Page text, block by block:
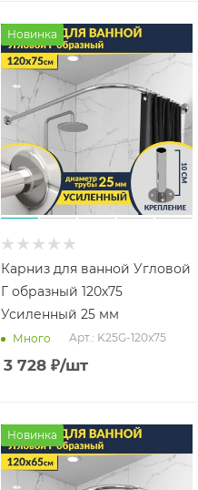
Новинка
Карниз для ванной Угловой
Г образный 120х75
Усиленный 25 мм
Много Арт.: K25G-120x75
3 728 ₽/шт
Новинка